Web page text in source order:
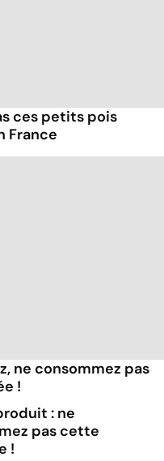
ces petits pois
France
ne consommez pas
!
: ne
pas cette
!